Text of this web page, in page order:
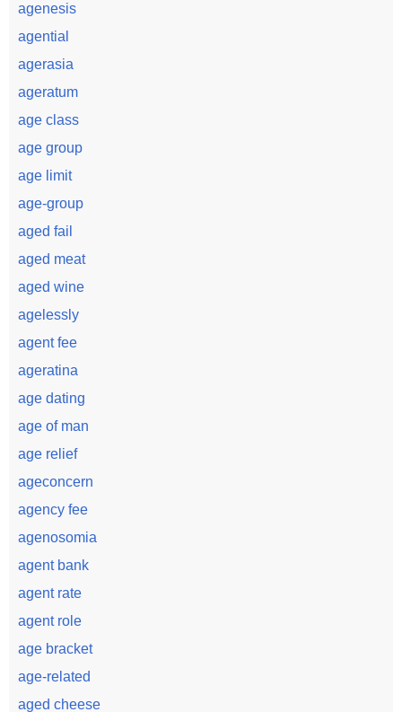
agenesis
agential
agerasia
ageratum
age class
age group
age limit
age-group
aged fail
aged meat
aged wine
agelessly
agent fee
ageratina
age dating
age of man
age relief
ageconcern
agency fee
agenosomia
agent bank
agent rate
agent role
age bracket
age-related
aged cheese